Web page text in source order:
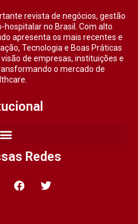
revista de negócios, gestão
no Brasil. Com alto
apresenta os mais recentes e
Tecnologia e Boas Práticas
de empresas, instituições e
o mercado de
Redes